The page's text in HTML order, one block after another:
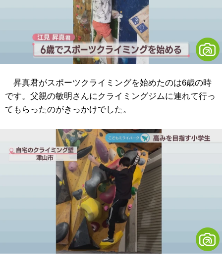
昇真君がスポーツクライミングを始めたのは6歳の時
です。父親の敏明さんにクライミングジムに連れて行っ
てもらったのがきっかけでした。